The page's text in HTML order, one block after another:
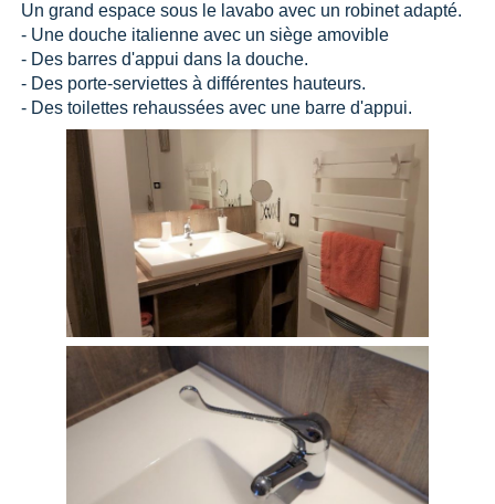
Un grand espace sous le lavabo avec un robinet adapté.
- Une douche italienne avec un siège amovible
- Des barres d'appui dans la douche.
- Des porte-serviettes à différentes hauteurs.
- Des toilettes rehaussées avec une barre d'appui.